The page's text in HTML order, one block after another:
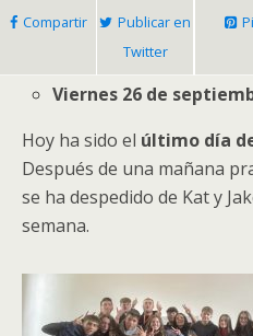
Compartir
Publicar en
Twitter
Viernes 26 de
Hoy ha sido el último día
Después de una mañana
se ha despedido de Kat y
semana.